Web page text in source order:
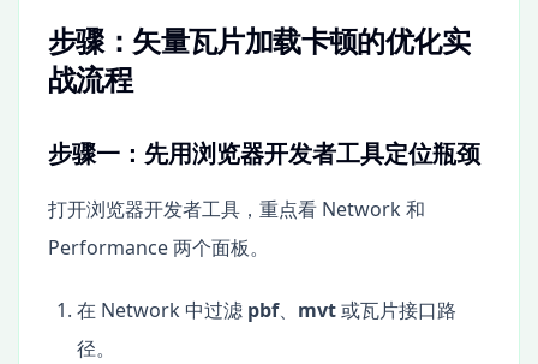
步骤：矢量瓦片加载卡顿的优化实
战流程
步骤一：先用浏览器开发者工具定位瓶颈
打开浏览器开发者工具，重点看 Network 和
Performance 两个面板。
在 Network 中过滤 pbf、 mvt或瓦片接口路
径。